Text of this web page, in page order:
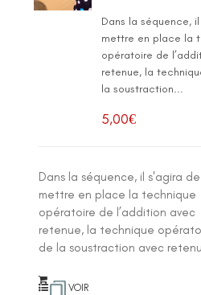
Dans la séquence,
mettre en place la
opératoire de
retenue, la
la soustraction...
5,00€
Dans la séquence, il s'agira de
mettre en place la technique
opératoire de l’addition avec
retenue, la technique
de la soustraction avec
VOIR